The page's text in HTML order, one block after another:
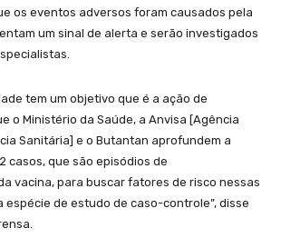
os eventos adversos foram causados pela
um sinal de alerta e serão investigados
tem um objetivo que é a ação de
o Ministério da Saúde, a Anvisa [Agência
Sanitária] e o Butantan aprofundem a
casos, que são episódios de
vacina, para buscar fatores de risco nessas
espécie de estudo de caso-controle”, disse